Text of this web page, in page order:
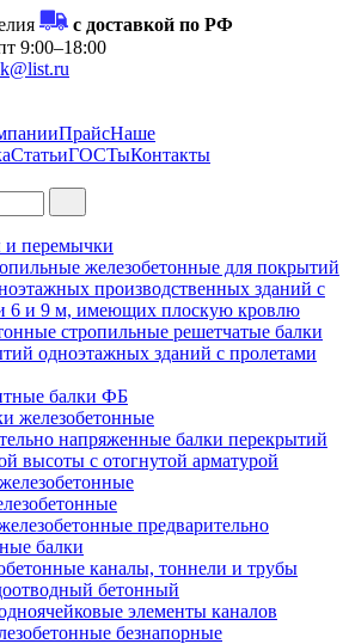
с доставкой по РФ
9:00–18:00
ПрайсНаше
СтатьиГОСТыКонтакты
и перемычки
железобетонные для покрытий
производственных зданий с
6 и 9 м, имеющих плоскую кровлю
стропильные решетчатые балки
одноэтажных зданий с пролетами
балки ФБ
железобетонные
напряженные балки перекрытий
высоты с отогнутой арматурой
предварительно
балки
каналы, тоннели и трубы
бетонный
элементы каналов
безнапорные